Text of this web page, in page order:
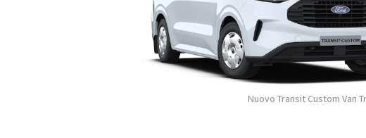
Nuovo Transit Custom Van